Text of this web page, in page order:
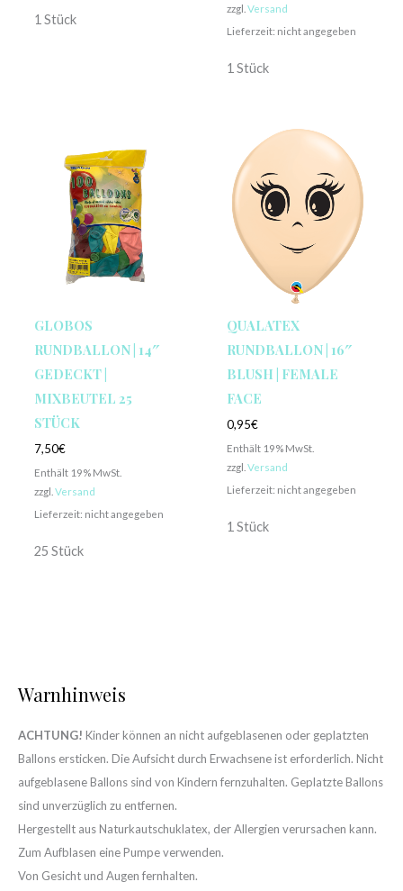
1 Stück
zzgl. Versand
Lieferzeit: nicht angegeben
1 Stück
GLOBOS
RUNDBALLON | 14″
GEDECKT |
MIXBEUTEL 25
STÜCK
7,50€
Enthält 19% MwSt.
zzgl. Versand
Lieferzeit: nicht angegeben
25 Stück
QUALATEX
RUNDBALLON | 16″
BLUSH | FEMALE
FACE
0,95€
Enthält 19% MwSt.
zzgl. Versand
Lieferzeit: nicht angegeben
1 Stück
Warnhinweis
ACHTUNG! Kinder können an nicht aufgeblasenen oder geplatzten
Ballons ersticken. Die Aufsicht durch Erwachsene ist erforderlich. Nicht
aufgeblasene Ballons sind von Kindern fernzuhalten. Geplatzte Ballons
sind unverzüglich zu entfernen.
Hergestellt aus Naturkautschuklatex, der Allergien verursachen kann.
Zum Aufblasen eine Pumpe verwenden.
Von Gesicht und Augen fernhalten.